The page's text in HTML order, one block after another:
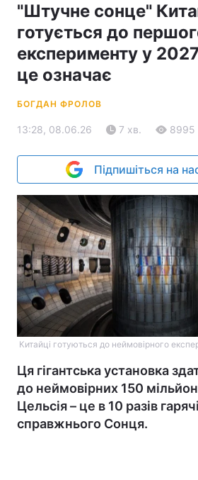
"Штучне сонце"
готується до
експерименту у
це означає
БОГДАН ФРОЛОВ
13:28, 08.06.26 7 хв. 8995
Підпишіться на
Китайці готуються до неймовірного
Ця гігантська установка
до неймовірних 150
Цельсія – це в 10 разів
справжнього Сонця.